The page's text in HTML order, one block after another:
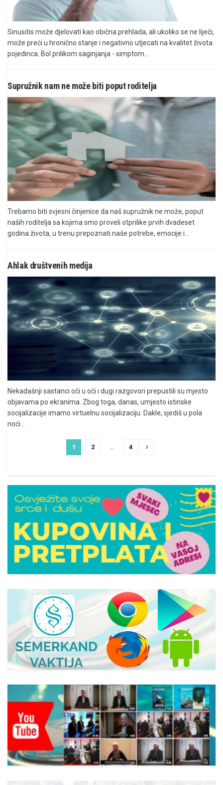
Sinusitis može djelovati kao obična prehlada, ali ukoliko se ne liječi,
može preći u hronično stanje i negativno utjecati na kvalitet života
pojedinca. Bol prilikom saginjanja - simptom...
Supružnik nam ne može biti poput roditelja
Trebamo biti svjesni činjenice da naš supružnik ne može, poput
naših roditelja sa kojima smo proveli otprilike prvih dvadeset
godina života, u trenu prepoznati naše potrebe, emocije i...
Ahlak društvenih medija
Nekadašnji sastanci oči u oči i dugi razgovori prepustili su mjesto
objavama po ekranima. Zbog toga, danas, umjesto istinske
socijalizacije imamo virtuelnu socijalizaciju. Dakle, sjediš u pola
noći...
1 2 … 4